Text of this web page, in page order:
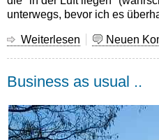
unterwegs, bevor ich es
Weiterlesen über
-
online
Neuen
Business as usual ..